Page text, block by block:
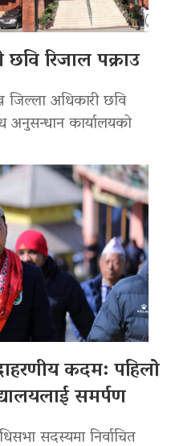
रिजाल पक्राउ
जिल्ला अधिकारी छवि
अनुसन्धान कार्यालयको
कदम: पहिलो
समर्पण
सदस्यमा निर्वाचित